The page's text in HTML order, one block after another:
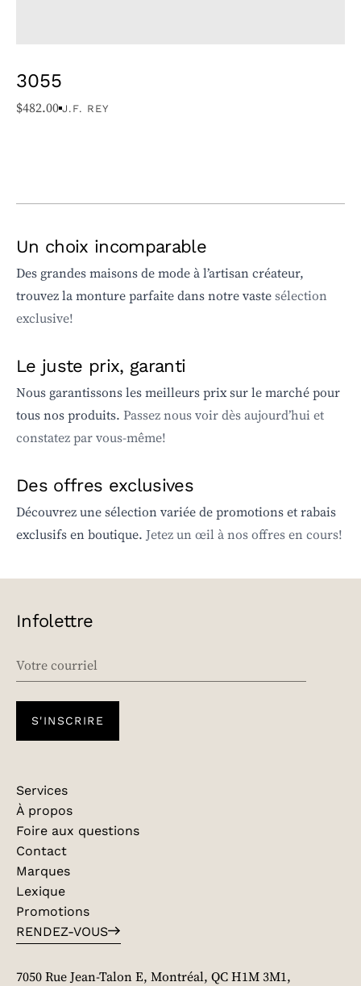
3055
$482.00 J.F. REY
Un choix incomparable
Des grandes maisons de mode à l’artisan créateur,
trouvez la monture parfaite dans notre vastesélection
exclusive!
Le juste prix, garanti
Nous garantissons les meilleurs prix sur le marché pour
tous nos produits. Passez nous voir dès aujourd’hui et
constatez par vous-même!
Des offres exclusives
Découvrez une sélection variée de promotions et rabais
exclusifs en boutique. Jetez un œil à nos offres en cours!
Infolettre
S'INSCRIRE
Services
À propos
Foire aux questions
Contact
Marques
Lexique
Promotions
RENDEZ-VOUS
7050 Rue Jean-Talon E, Montréal, QC H1M 3M1,